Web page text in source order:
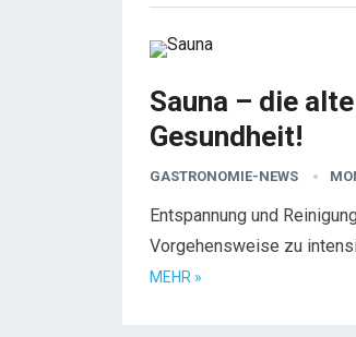
Sauna – die
Gesundheit!
GASTRONOMIE-NEWS
Entspannung und
Vorgehensweise zu
MEHR »